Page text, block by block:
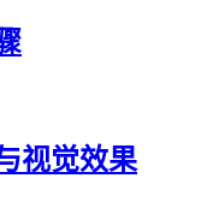
视觉效果